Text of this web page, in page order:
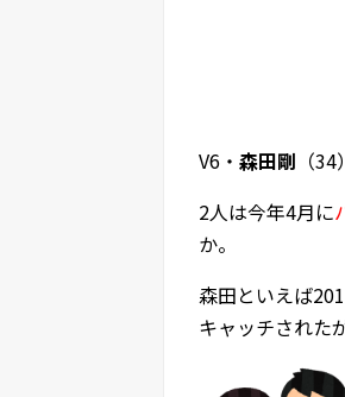
V6・ 森田剛 （
2人は今年4月に
か。
森田といえば
キャッチされた